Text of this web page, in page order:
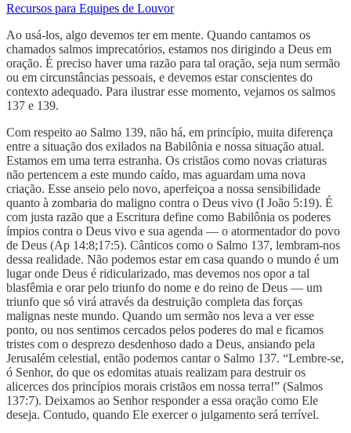
Recursos para Equipes de Louvor
Ao usá-los, algo devemos ter em mente. Quando cantamos os
chamados salmos imprecatórios, estamos nos dirigindo a Deus em
oração. É preciso haver uma razão para tal oração, seja num sermão
ou em circunstâncias pessoais, e devemos estar conscientes do
contexto adequado. Para ilustrar esse momento, vejamos os salmos
137 e 139.
Com respeito ao Salmo 139, não há, em princípio, muita diferença
entre a situação dos exilados na Babilônia e nossa situação atual.
Estamos em uma terra estranha. Os cristãos como novas criaturas
não pertencem a este mundo caído, mas aguardam uma nova
criação. Esse anseio pelo novo, aperfeiçoa a nossa sensibilidade
quanto à zombaria do maligno contra o Deus vivo (I João 5:19). É
com justa razão que a Escritura define como Babilônia os poderes
ímpios contra o Deus vivo e sua agenda — o atormentador do povo
de Deus (Ap 14:8;17:5). Cânticos como o Salmo 137, lembram-nos
dessa realidade. Não podemos estar em casa quando o mundo é um
lugar onde Deus é ridicularizado, mas devemos nos opor a tal
blasfêmia e orar pelo triunfo do nome e do reino de Deus — um
triunfo que só virá através da destruição completa das forças
malignas neste mundo. Quando um sermão nos leva a ver esse
ponto, ou nos sentimos cercados pelos poderes do mal e ficamos
tristes com o desprezo desdenhoso dado a Deus, ansiando pela
Jerusalém celestial, então podemos cantar o Salmo 137. “Lembre-se,
ó Senhor, do que os edomitas atuais realizam para destruir os
alicerces dos princípios morais cristãos em nossa terra!” (Salmos
137:7). Deixamos ao Senhor responder a essa oração como Ele
deseja. Contudo, quando Ele exercer o julgamento será terrível.